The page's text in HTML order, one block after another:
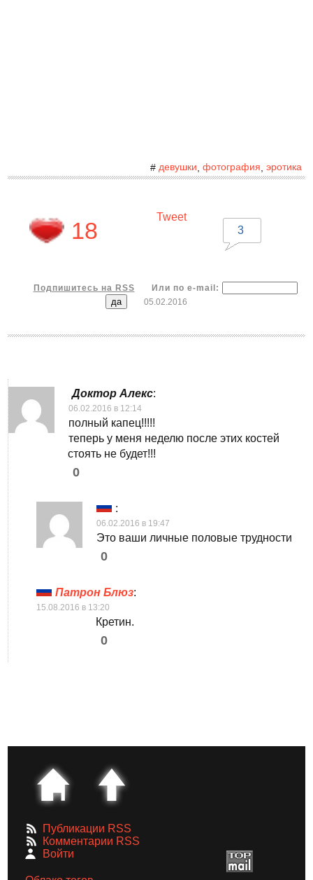
# девушки фотография эротика
18
Tweet
3
Подпишитесь на RSS
Или по e-mail:
05.02.2016
Доктор Алекс:
06.02.2016 в 12:14
полный капец!!!!!
теперь у меня неделю после этих костей
стоять не будет!!!
0
:
06.02.2016 в 19:47
Это ваши личные половые трудности
0
Патрон Блюз:
15.08.2016 в 13:20
Кретин.
0
Публикации RSS
Комментарии RSS
Войти